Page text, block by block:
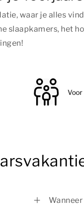
waar je alles
slaapkamers, het
Voor